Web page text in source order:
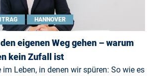
HANNOVER
eigenen Weg gehen – warum
kein Zufall ist
Leben, in denen wir spüren: So wie es